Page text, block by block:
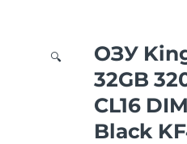
🔍
ОЗУ
32GB
CL16
Black